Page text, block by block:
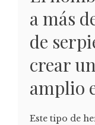
a más
de
crear
amplio
Este tipo de